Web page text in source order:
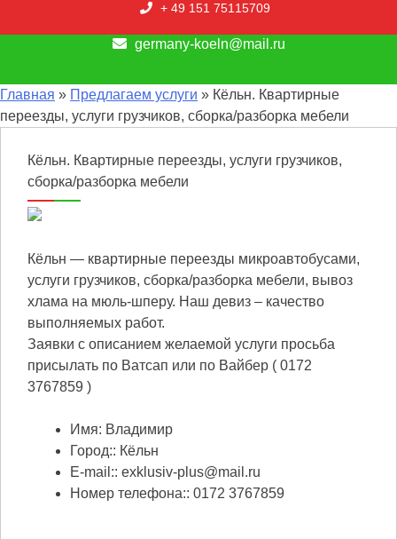
+ 49 151 75115709
germany-koeln@mail.ru
Главная » Предлагаем услуги » Кёльн. Квартирные
переезды, услуги грузчиков, сборка/разборка мебели
Кёльн. Квартирные переезды, услуги грузчиков,
сборка/разборка мебели
Кёльн — квартирные переезды микроавтобусами,
услуги грузчиков, сборка/разборка мебели, вывоз
хлама на мюль-шперу. Наш девиз – качество
выполняемых работ.
Заявки с описанием желаемой услуги просьба
присылать по Ватсап или по Вайбер ( 0172
3767859 )
Имя: Владимир
Город:: Кёльн
E-mail:: exklusiv-plus@mail.ru
Номер телефона:: 0172 3767859